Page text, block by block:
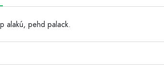
alakú, pehd palack.